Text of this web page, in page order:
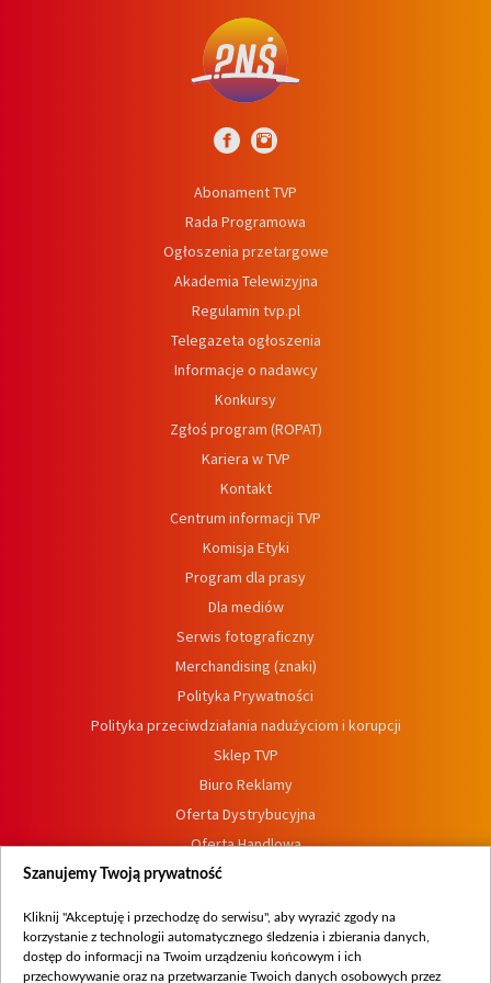
Abonament TVP
Rada Programowa
Ogłoszenia przetargowe
Akademia Telewizyjna
Regulamin tvp.pl
Telegazeta ogłoszenia
Informacje o nadawcy
Konkursy
Zgłoś program (ROPAT)
Kariera w TVP
Kontakt
Centrum informacji TVP
Komisja Etyki
Program dla prasy
Dla mediów
Serwis fotograficzny
Merchandising (znaki)
Polityka Prywatności
Polityka przeciwdziałania nadużyciom i korupcji
Sklep TVP
Biuro Reklamy
Oferta Dystrybucyjna
Oferta Handlowa
Dostępność
Procedura zgłoszeń wewnętrznych
Szanujemy Twoją prywatność
Kliknij "Akceptuję i przechodzę do serwisu", aby wyrazić zgody na
korzystanie z technologii automatycznego śledzenia i zbierania danych,
dostęp do informacji na Twoim urządzeniu końcowym i ich
przechowywanie oraz na przetwarzanie Twoich danych osobowych przez